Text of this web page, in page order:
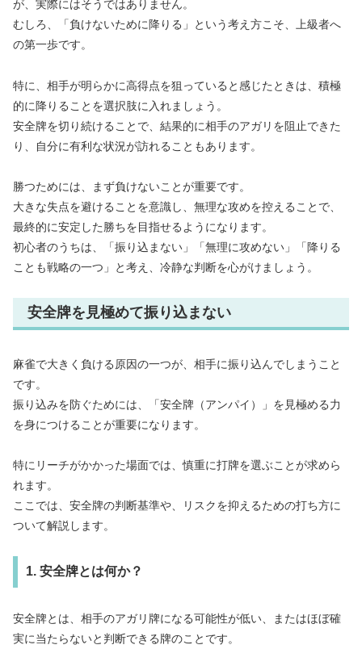
が、実際にはそうではありません。
むしろ、「負けないために降りる」という考え方こそ、上級者へ
の第一歩です。
特に、相手が明らかに高得点を狙っていると感じたときは、積極
的に降りることを選択肢に入れましょう。
安全牌を切り続けることで、結果的に相手のアガリを阻止できた
り、自分に有利な状況が訪れることもあります。
勝つためには、まず負けないことが重要です。
大きな失点を避けることを意識し、無理な攻めを控えることで、
最終的に安定した勝ちを目指せるようになります。
初心者のうちは、「振り込まない」「無理に攻めない」「降りる
ことも戦略の一つ」と考え、冷静な判断を心がけましょう。
安全牌を見極めて振り込まない
麻雀で大きく負ける原因の一つが、相手に振り込んでしまうこと
です。
振り込みを防ぐためには、「安全牌（アンパイ）」を見極める力
を身につけることが重要になります。
特にリーチがかかった場面では、慎重に打牌を選ぶことが求めら
れます。
ここでは、安全牌の判断基準や、リスクを抑えるための打ち方に
ついて解説します。
1. 安全牌とは何か？
安全牌とは、相手のアガリ牌になる可能性が低い、またはほぼ確
実に当たらないと判断できる牌のことです。